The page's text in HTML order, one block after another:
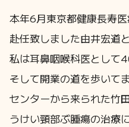
本年6月東京都健康長寿
赴任致しました由井宏道
私は耳鼻咽喉科医として
そして開業の道を歩いて
センターから来られた竹
うけい頸部ぶ腫瘍の治療